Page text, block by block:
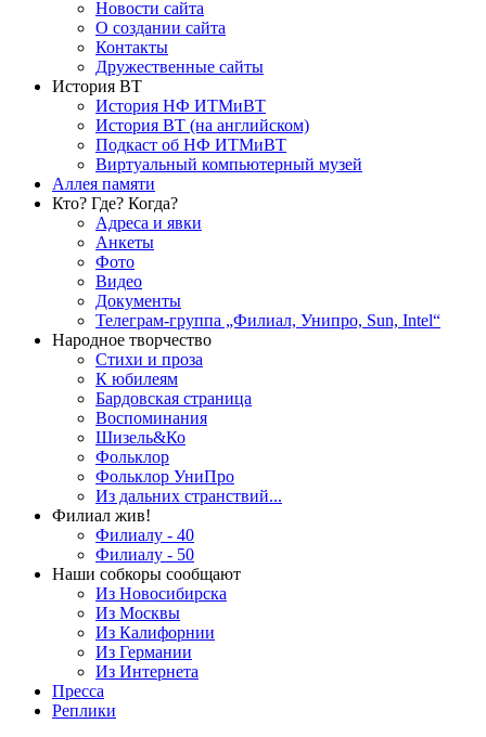
Новости сайта
О создании сайта
Контакты
Дружественные сайты
История ВТ
История НФ ИТМиВТ
История ВТ (на английском)
Подкаст об НФ ИТМиВТ
Виртуальный компьютерный музей
Аллея памяти
Кто? Где? Когда?
Адреса и явки
Анкеты
Фото
Видео
Документы
Телеграм-группа „Филиал, Унипро, Sun, Intel“
Народное творчество
Стихи и проза
К юбилеям
Бардовская страница
Воспоминания
Шизель&Ко
Фольклор
Фольклор УниПро
Из дальних странствий...
Филиал жив!
Филиалу - 40
Филиалу - 50
Наши собкоры сообщают
Из Новосибирска
Из Москвы
Из Калифорнии
Из Германии
Из Интернета
Пресса
Реплики